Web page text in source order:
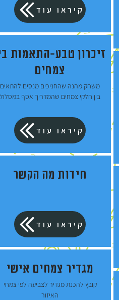
קיראו עוד
זיכרון טבע-התאמות
צמחים
משחק מהנה שהחניכים מנסים להתאים
בין חלקי צמחים שהמדריך אסף במסלול
קיראו עוד
חידות מה הקשר
קיראו עוד
מגדיר צמחים אישי
קובץ להכנת מגדיר לצביעה לפי צמחי
האיזור